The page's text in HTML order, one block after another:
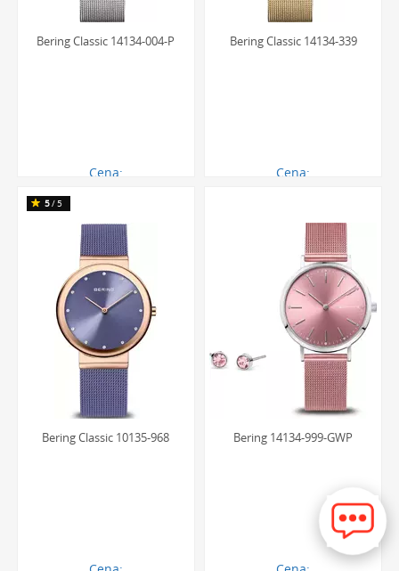
Bering Classic 14134-004-P
Cena:
Bering Classic 14134-339
Cena:
Bering Classic 10135-968
5/5
Bering 14134-999-GWP